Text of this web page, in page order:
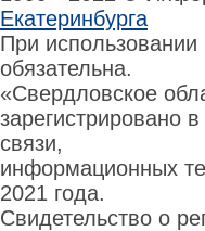
Екатеринбурга
При
обязательна.
«Свердловское
зарегистрировано
связи,
информационных
2021 года.
Свидетельство о